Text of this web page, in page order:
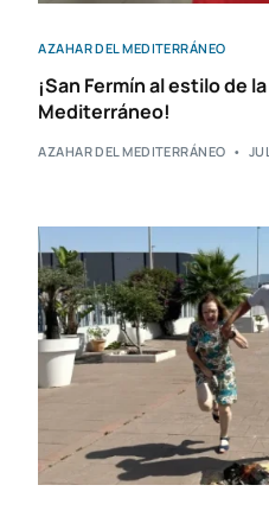
AZAHAR DEL MEDITERRÁNEO
¡San Fermín al estilo de
Mediterráneo!
AZAHAR DEL MEDITERRÁNEO